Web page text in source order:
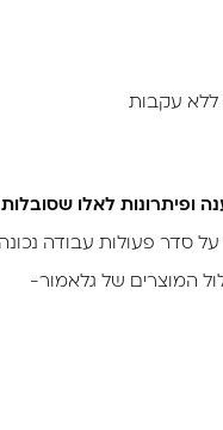
ללא עקבות
לאלו שסובלות
סדר פעולות עבודה נכונה
המוצרים של גלאמור-